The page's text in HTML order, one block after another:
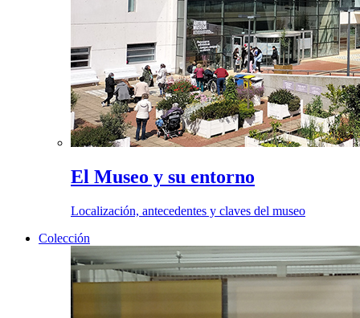
El Museo y su entorno
Localización, antecedentes y claves del museo
Colección